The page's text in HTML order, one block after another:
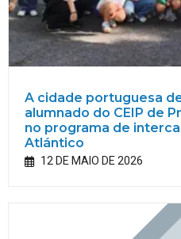
A cidade portuguesa
alumnado do CEIP de
no programa de
Atlántico
12 DE MAIO DE 2026